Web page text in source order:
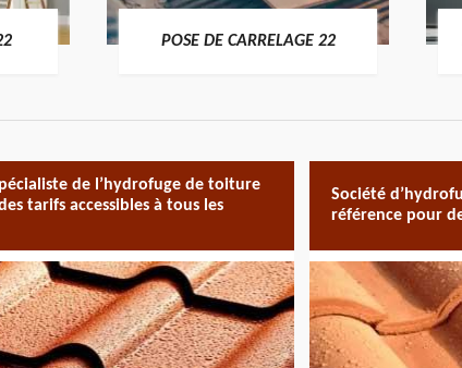
POSE DE CARRELAGE 22
de l’hydrofuge de toiture
tarifs accessibles à tous les
Société
référence pour